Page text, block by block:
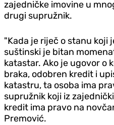
zajedničke imovine u
drugi supružnik.
"Kada je riječ o stanu koji
suštinski je bitan
katastar. Ako je ugovor o
braka, odobren kredit i
katastru, ta osoba ima
supružnik koji iz
kredit ima pravo na
Premović.